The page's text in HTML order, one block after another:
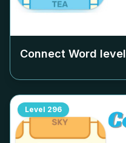
Connect Word level
Level 296